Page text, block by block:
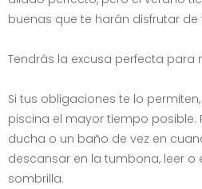
buenas que te harán disfrutar
Tendrás la excusa perfecta para
Si tus obligaciones te lo
piscina el mayor tiempo posible.
ducha o un baño de vez en
descansar en la tumbona, leer
sombrilla.